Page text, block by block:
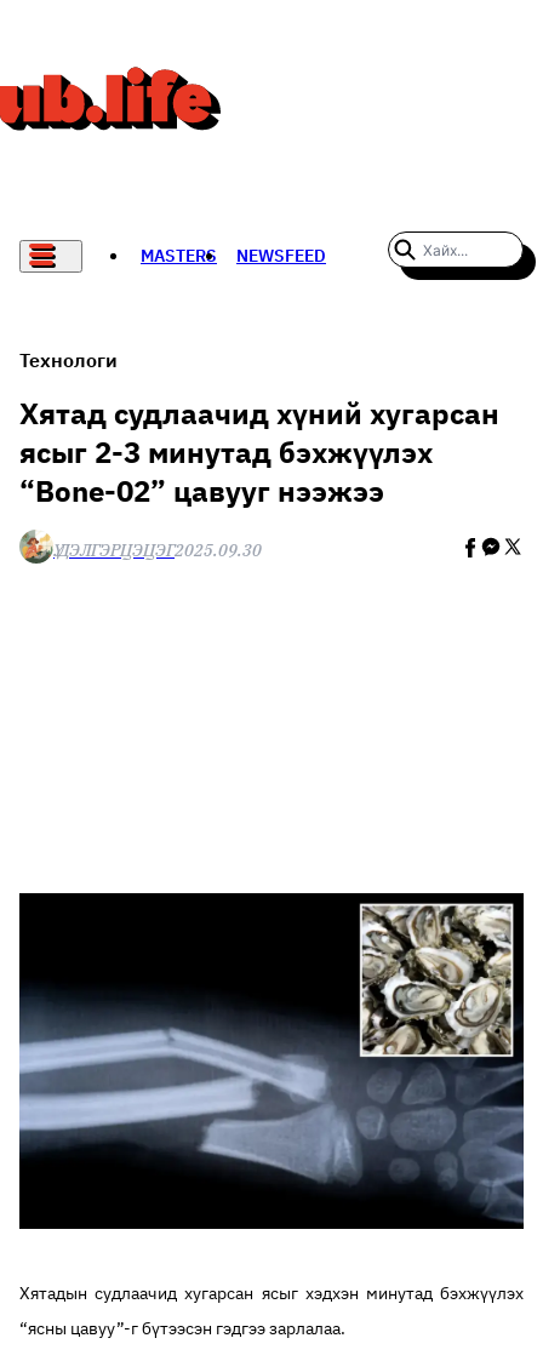
MASTERS NEWSFEED
THE NEW YORK TIMES
НАДАД НЭГ САНАЛ БАЙНА
Технологи
Хятад судлаачид хүний хугарсан
ясыг 2-3 минутад бэхжүүлэх
“Bone-02” цавууг нээжээ
Ү.ДЭЛГЭРЦЭЦЭГ2025.09.30
Хятадын судлаачид хугарсан ясыг хэдхэн минутад бэхжүүлэх
“ясны цавуу”-г бүтээсэн гэдгээ зарлалаа.